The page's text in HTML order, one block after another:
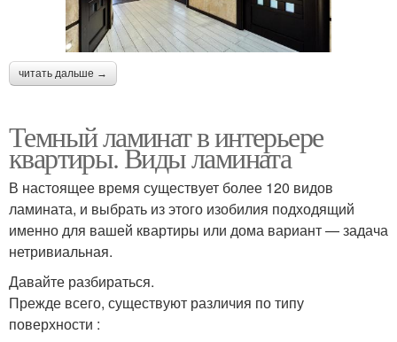
читать дальше →
Темный ламинат в интерьере
квартиры. Виды ламината
В настоящее время существует более 120 видов
ламината, и выбрать из этого изобилия подходящий
именно для вашей квартиры или дома вариант — задача
нетривиальная.
Давайте разбираться.
Прежде всего, существуют различия по типу
поверхности :